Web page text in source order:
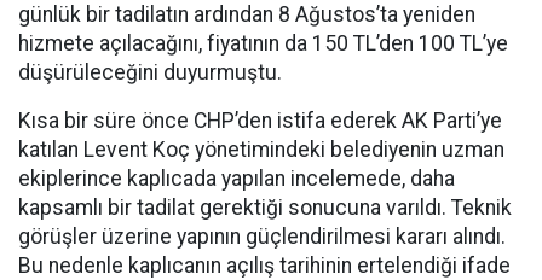
günlük bir tadilatın ardından 8 Ağustos’ta yeniden
hizmete açılacağını, fiyatının da 150 TL’den 100 TL’ye
düşürüleceğini duyurmuştu.
Kısa bir süre önce CHP’den istifa ederek AK Parti’ye
katılan Levent Koç yönetimindeki belediyenin uzman
ekiplerince kaplıcada yapılan incelemede, daha
kapsamlı bir tadilat gerektiği sonucuna varıldı. Teknik
görüşler üzerine yapının güçlendirilmesi kararı alındı.
Bu nedenle kaplıcanın açılış tarihinin ertelendiği ifade